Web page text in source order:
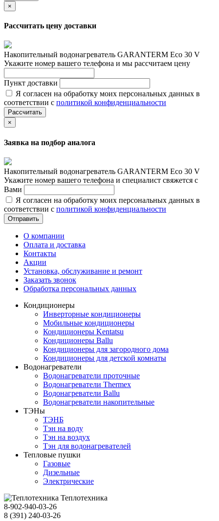
×
Рассчитать цену доставки
Накопительный водонагреватель GARANTERM Eco 30 V
Укажите номер вашего телефона и мы рассчитаем цену
Пункт доставки
Я согласен на обработку моих персональных данных в
соответствии с политикой конфиденциальности
Рассчитать
×
Заявка на подбор аналога
Накопительный водонагреватель GARANTERM Eco 30 V
Укажите номер вашего телефона и специалист свяжется с
Вами
Я согласен на обработку моих персональных данных в
соответствии с политикой конфиденциальности
Отправить
О компании
Оплата и доставка
Контакты
Акции
Установка, обслуживание и ремонт
Заказать звонок
Обработка персональных данных
Кондиционеры
Инверторные кондиционеры
Мобильные кондиционеры
Кондиционеры Kentatsu
Кондиционеры Ballu
Кондиционеры для загородного дома
Кондиционеры для детской комнаты
Водонагреватели
Водонагреватели проточные
Водонагреватели Thermex
Водонагреватели Ballu
Водонагреватели накопительные
ТЭНы
ТЭНБ
Тэн на воду
Тэн на воздух
Тэн для водонагревателей
Тепловые пушки
Газовые
Дизельные
Электрические
Теплотехника
8-902-940-03-26
8 (391) 240-03-26